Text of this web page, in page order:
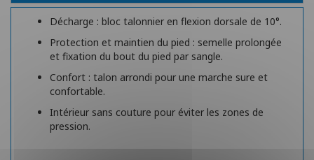
Décharge : bloc talonnier en flexion dorsale de 10°.
Protection et maintien du pied : semelle prolongée
et fixation du bout du pied par sangle.
Confort : talon arrondi pour une marche sure et
confortable.
Intérieur sans couture pour éviter les zones de
pression.